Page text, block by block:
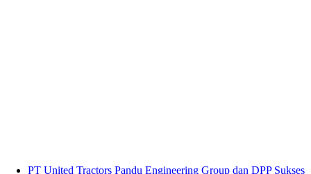
PT United Tractors Pandu Engineering Group dan DPP Sukses